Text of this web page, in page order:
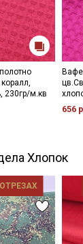
230гр/м.кв
656
Хлопок